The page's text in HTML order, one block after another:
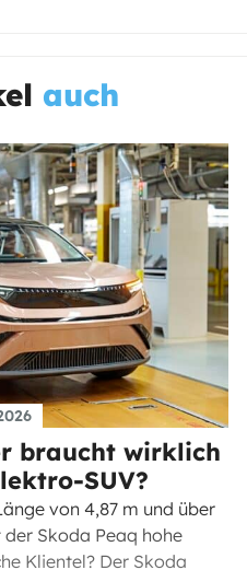
auch
braucht wirklich
SUV?
von 4,87 m und über
Skoda Peaq hohe
Klientel? Der Skoda